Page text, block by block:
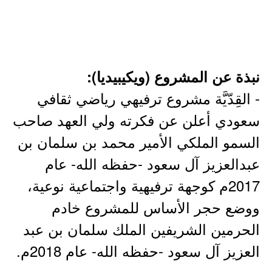
نبذة عن المشروع (ويكيبيديا):
- القِدّيَّة مشروع ترفيهي رياضي ثقافي
سعودي أعلن عن فكرته ولي العهد صاحب
السمو الملكي الأمير محمد بن سلمان بن
عبدالعزيز آل سعود -حفظه الله- عام
2017م كوجهة ترفيهية واجتماعية نوعية،
ووضع حجر الأساس للمشروع خادم
الحرمين الشريفين الملك سلمان بن عبد
العزيز آل سعود -حفظه الله- عام 2018م.